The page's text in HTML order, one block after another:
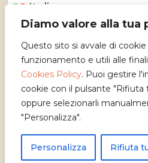
Diamo valore alla tua
Questo sito si avvale di cookie
funzionamento e utili alle
Cookies Policy. Puoi gestire
cookie con il pulsante
oppure selezionarli
"Personalizza".
Personalizza Rifiuta
Italiano
Copyright 2026 -